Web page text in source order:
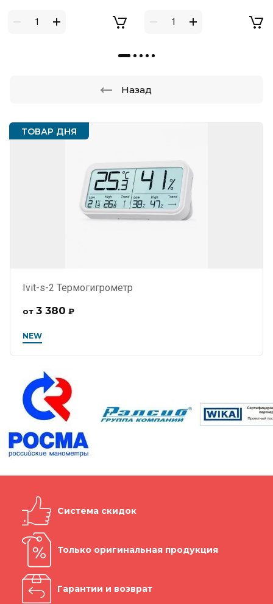
ТОВАР ДНЯ
Ivit-s-2 Термогигрометр
NEW
от 3 380 ₽
Назад
Система скидок
Только оригинальная продукция
Гарантии и возврат